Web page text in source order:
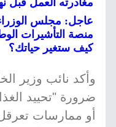
مغادرته العمل قبل
عاجل: مجلس
كيف ستغير حياتك؟
وأكد نائب وزير
ضرورة "تحييد
أو ممارسات